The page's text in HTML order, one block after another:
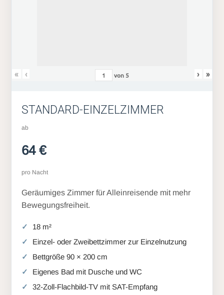
« ‹ von 5 › »
STANDARD-EINZELZIMMER
ab
64 €
pro Nacht
Geräumiges Zimmer für Alleinreisende mit mehr
Bewegungsfreiheit.
18 m²
Einzel- oder Zweibettzimmer zur Einzelnutzung
Bettgröße 90 × 200 cm
Eigenes Bad mit Dusche und WC
32-Zoll-Flachbild-TV mit SAT-Empfang